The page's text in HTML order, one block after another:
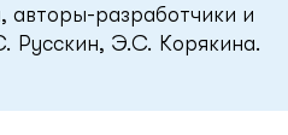
авторы-разработчики и
Русскин, Э.С. Корякина.